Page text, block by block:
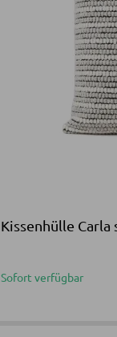
Kissenhülle
Sofort verfügbar